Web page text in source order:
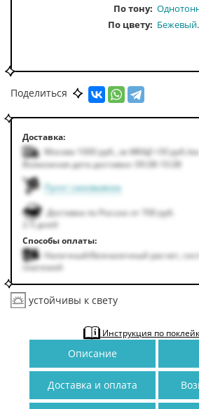
По тону
По цвету
Бежевый
Поделиться
Доставка:
Москва 1000руб. за МКАД +50руб. /км
Возможная дата доставки: 09.08-10.08
Пункт самовывоза
Доставка по России от 700 руб.
2-5 дней
Способы оплаты:
Наличный/безналичный расчет,
платежей
устойчивы к свету
Инструкция по
Описание
Доставка и оплата